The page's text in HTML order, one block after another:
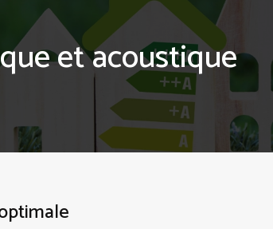
et acoustique